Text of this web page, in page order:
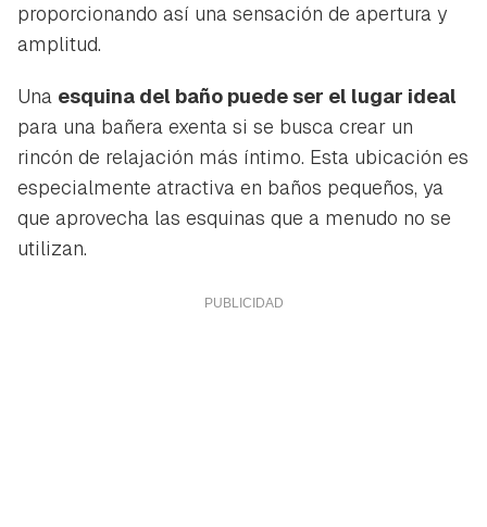
proporcionando así una sensación de apertura y
amplitud.
Una esquina del baño puede ser el lugar ideal
para una bañera exenta si se busca crear un
rincón de relajación más íntimo. Esta ubicación es
especialmente atractiva en baños pequeños, ya
que aprovecha las esquinas que a menudo no se
utilizan.